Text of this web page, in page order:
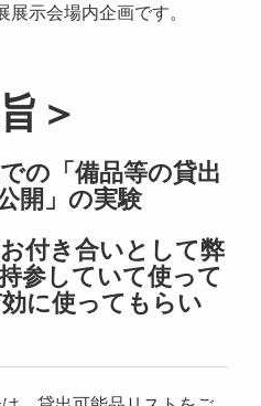
示会場内企画です。
＞
の「備品等の貸出
開」の実験
付き合いとして弊
参していて使って
に使ってもらい